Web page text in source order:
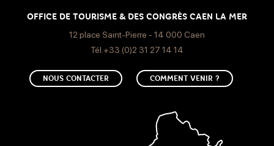
OFFICE DE TOURISME & DES CONGRÈS CAEN LA MER
12 place Saint-Pierre - 14 000 Caen
Tél.+33 (0)2 31 27 14 14
NOUS CONTACTER COMMENT VENIR ?